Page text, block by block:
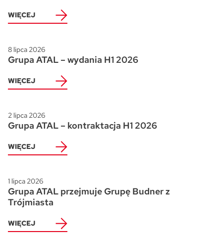
WIĘCEJ
8 lipca 2026
Grupa ATAL – wydania H1 2026
WIĘCEJ
2 lipca 2026
Grupa ATAL – kontraktacja H1 2026
WIĘCEJ
1 lipca 2026
Grupa ATAL przejmuje Grupę Budner z
Trójmiasta
WIĘCEJ